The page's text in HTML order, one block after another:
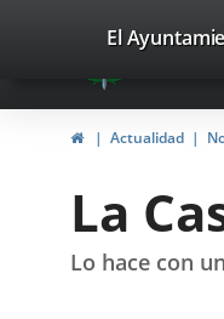
Portal
Web
del
Valladolid
valladolid.es
El
InicioActualidad
La
Lo hace con